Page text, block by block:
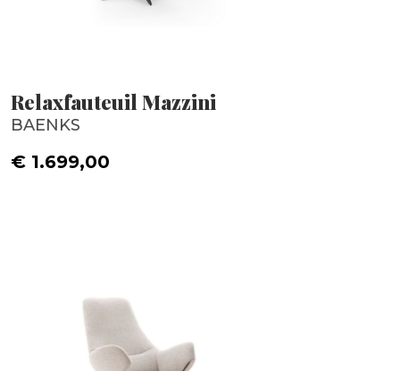
Relaxfauteuil Mazzini
BAENKS
€ 1.699,00